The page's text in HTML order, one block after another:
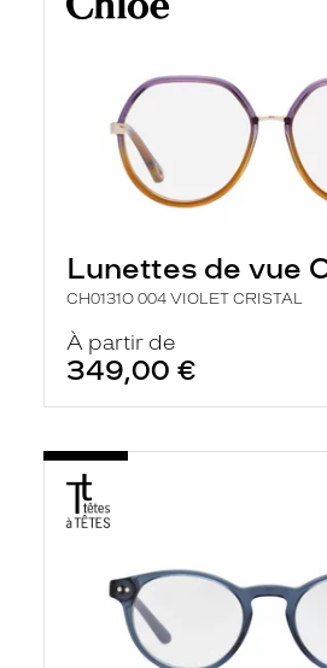
Lunettes de vue
CH0131O 004 VIOLET CRISTAL
À partir de
349,00 €